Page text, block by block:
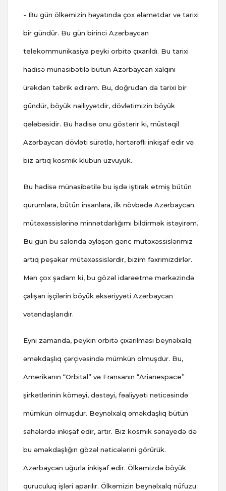
- Bu gün ölkəmizin həyatında çox əlamətdar və tarixi
bir gündür. Bu gün birinci Azərbaycan
telekommunikasiya peyki orbitə çıxarıldı. Bu tarixi
hadisə münasibətilə bütün Azərbaycan xalqını
ürəkdən təbrik edirəm. Bu, doğrudan da tarixi bir
gündür, böyük nailiyyətdir, dövlətimizin böyük
qələbəsidir. Bu hadisə onu göstərir ki, müstəqil
Azərbaycan dövləti sürətlə, hərtərəfli inkişaf edir və
biz artıq kosmik klubun üzvüyük.
Bu hadisə münasibətilə bu işdə iştirak etmiş bütün
qurumlara, bütün insanlara, ilk növbədə Azərbaycan
mütəxəssislərinə minnətdarlığımı bildirmək istəyirəm.
Bu gün bu salonda əyləşən gənc mütəxəssislərimiz
artıq peşəkar mütəxəssislərdir, bizim fəxrimizdirlər.
Mən çox şadam ki, bu gözəl idarəetmə mərkəzində
çalışan işçilərin böyük əksəriyyəti Azərbaycan
vətəndaşlarıdır.
Eyni zamanda, peykin orbitə çıxarılması beynəlxalq
əməkdaşlıq çərçivəsində mümkün olmuşdur. Bu,
Amerikanın “Orbital” və Fransanın “Arianespace”
şirkətlərinin köməyi, dəstəyi, fəaliyyəti nəticəsində
mümkün olmuşdur. Beynəlxalq əməkdaşlıq bütün
sahələrdə inkişaf edir, artır. Biz kosmik sənayedə də
bu əməkdaşlığın gözəl nəticələrini görürük.
Azərbaycan uğurla inkişaf edir. Ölkəmizdə böyük
quruculuq işləri aparılır. Ölkəmizin beynəlxalq nüfuzu